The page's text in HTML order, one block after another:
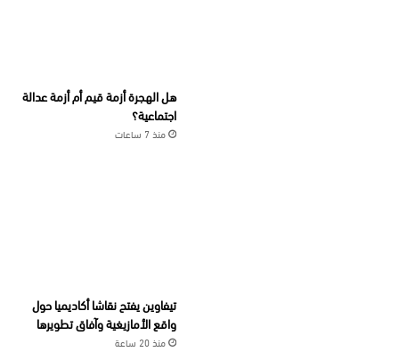
هل الهجرة أزمة قيم أم أزمة عدالة
اجتماعية؟
منذ 7 ساعات
تيفاوين يفتح نقاشا أكاديميا حول
واقع الأمازيغية وآفاق تطويرها
منذ 20 ساعة